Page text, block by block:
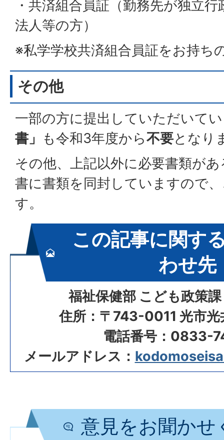
・共済組合員証（勤務先が独立
法人等の方）
※私学学校共済組合員証をお持ち
その他
一部の方に提出していただいて
書」
も令和3年度から不要となり
その他、上記以外に必要書類が
書に書類を同封していますので
す。
この記事に関す
わせ先
福祉保健部 こども政策
住所：〒743-0011 光市光
電話番号：0833-
メールアドレス：
意見をお聞かせ